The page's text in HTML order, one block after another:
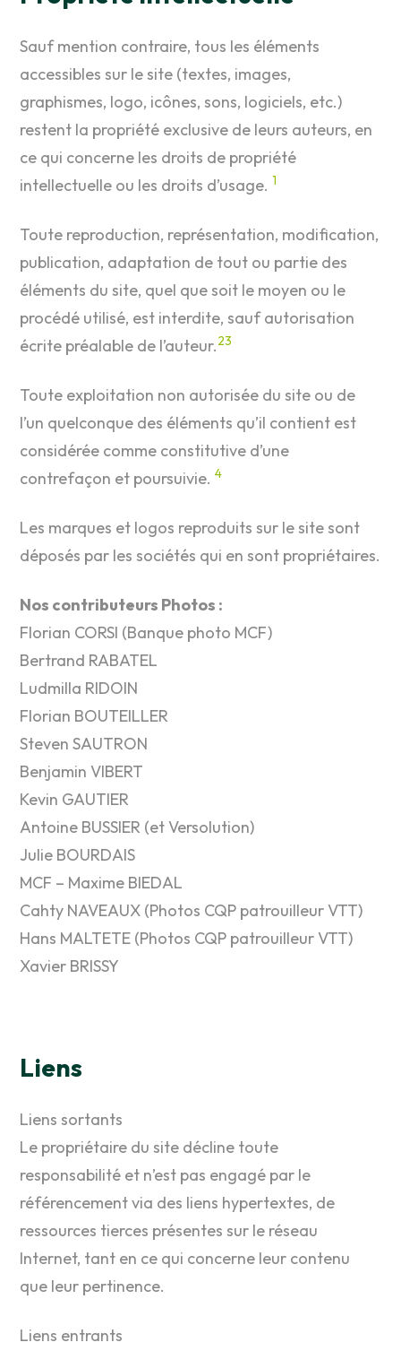
Sauf mention contraire, tous les éléments
accessibles sur le site (textes, images,
graphismes, logo, icônes, sons, logiciels, etc.)
restent la propriété exclusive de leurs auteurs, en
ce qui concerne les droits de propriété
intellectuelle ou les droits d’usage. 1
Toute reproduction, représentation, modification,
publication, adaptation de tout ou partie des
éléments du site, quel que soit le moyen ou le
procédé utilisé, est interdite, sauf autorisation
écrite préalable de l’auteur.23
Toute exploitation non autorisée du site ou de
l’un quelconque des éléments qu’il contient est
considérée comme constitutive d’une
contrefaçon et poursuivie.4
Les marques et logos reproduits sur le site sont
déposés par les sociétés qui en sont propriétaires.
Nos contributeurs Photos :
Florian CORSI (Banque photo MCF)
Bertrand RABATEL
Ludmilla RIDOIN
Florian BOUTEILLER
Steven SAUTRON
Benjamin VIBERT
Kevin GAUTIER
Antoine BUSSIER (et Versolution)
Julie BOURDAIS
MCF – Maxime BIEDAL
Cahty NAVEAUX (Photos CQP patrouilleur VTT)
Hans MALTETE (Photos CQP patrouilleur VTT)
Xavier BRISSY
Liens
Liens sortants
Le propriétaire du site décline toute
responsabilité et n’est pas engagé par le
référencement via des liens hypertextes, de
ressources tierces présentes sur le réseau
Internet, tant en ce qui concerne leur contenu
que leur pertinence.
Liens entrants